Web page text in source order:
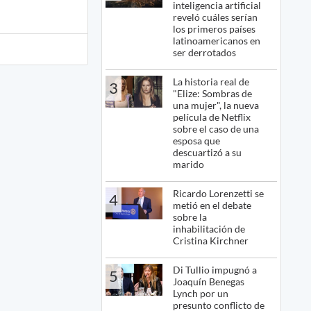
inteligencia artificial
reveló cuáles serían
los primeros países
latinoamericanos en
ser derrotados
3
La historia real de
"Elize: Sombras de
una mujer", la nueva
película de Netflix
sobre el caso de una
esposa que
descuartizó a su
marido
4
Ricardo Lorenzetti se
metió en el debate
sobre la
inhabilitación de
Cristina Kirchner
5
Di Tullio impugnó a
Joaquín Benegas
Lynch por un
presunto conflicto de